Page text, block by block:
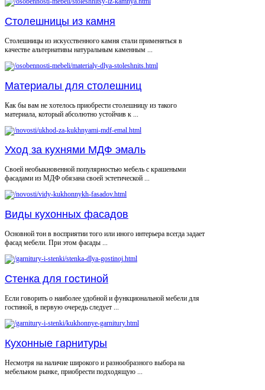
Столешницы из камня
Столешницы из искусственного камня стали применяться в
качестве альтернативы натуральным каменным ...
Материалы для столешниц
Как бы вам не хотелось приобрести столешницу из такого
материала, который абсолютно устойчив к ...
Уход за кухнями МДФ эмаль
Своей необыкновенной популярностью мебель с крашеными
фасадами из МДФ обязана своей эстетической ...
Виды кухонных фасадов
Основной тон в восприятии того или иного интерьера всегда задает
фасад мебели. При этом фасады ...
Стенка для гостиной
Если говорить о наиболее удобной и функциональной мебели для
гостиной, в первую очередь следует ...
Кухонные гарнитуры
Несмотря на наличие широкого и разнообразного выбора на
мебельном рынке, приобрести подходящую ...